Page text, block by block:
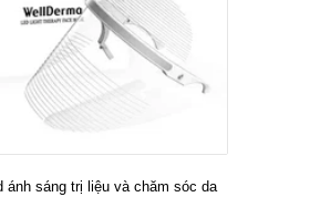
ánh sáng trị liệu và chăm sóc da